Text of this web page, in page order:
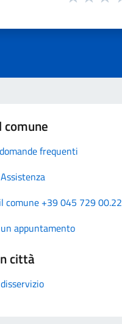
frequenti
comune +39 045 729 00.22
appuntamento
città